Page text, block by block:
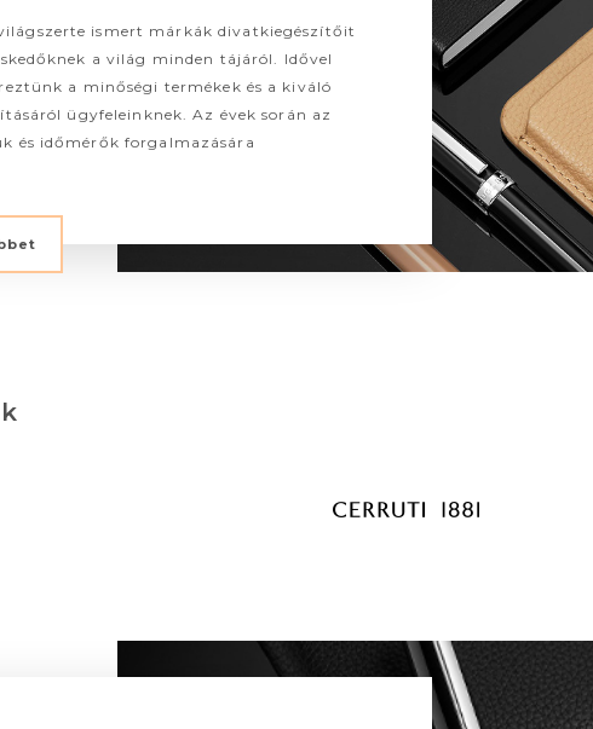
ismert márkák divatkiegészítőit
a világ minden tájáról. Idővel
a minőségi termékek és a kiváló
ügyfeleinknek. Az évek során az
és időmérők forgalmazására